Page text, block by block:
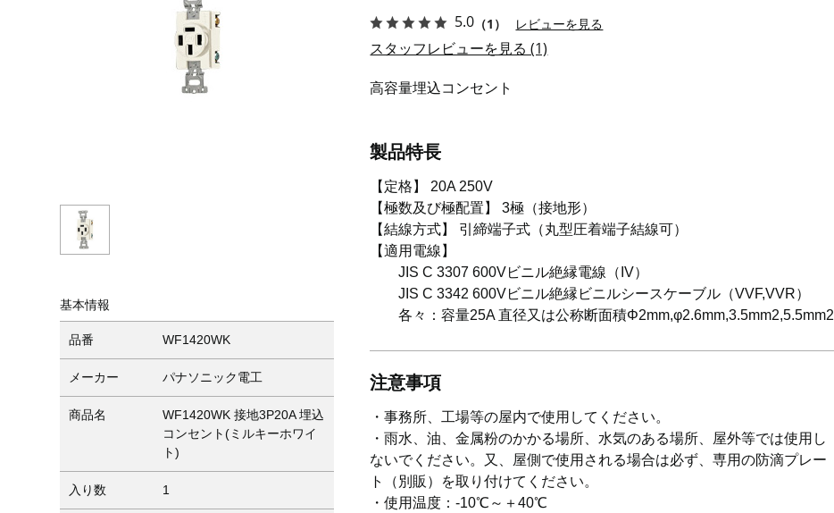
基本情報
品番 WF1420WK
メーカー パナソニック電工
商品名
WF1420WK 接地3P20A 埋込
コンセント(ミルキーホワイ
ト)
入り数 1
5.0 （1） レビューを見る
スタッフレビューを見る (1)
高容量埋込コンセント
製品特長
【定格】 20A 250V
【極数及び極配置】 3極（接地形）
【結線方式】 引締端子式（丸型圧着端子結線可）
【適用電線】
JIS C 3307 600Vビニル絶縁電線（IV）
JIS C 3342 600Vビニル絶縁ビニルシースケーブル（VVF,VVR）
各々：容量25A 直径又は公称断面積Φ2mm,φ2.6mm,3.5mm2,5.5mm2
注意事項
・事務所、工場等の屋内で使用してください。
・雨水、油、金属粉のかかる場所、水気のある場所、屋外等では使用し
ないでください。又、屋側で使用される場合は必ず、専用の防滴プレー
ト（別販）を取り付けてください。
・使用温度：-10℃～＋40℃